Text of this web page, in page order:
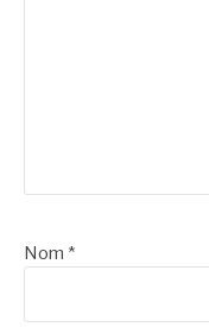
Nom *